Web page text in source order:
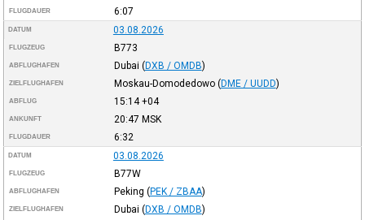
FLUGDAUER 6:07
DATUM 03.08.2026
FLUGZEUG B773
ABFLUGHAFEN Dubai (DXB / OMDB)
ZIELFLUGHAFEN Moskau-Domodedowo (DME / UUDD)
ABFLUG 15:14+04
ANKUNFT 20:47 MSK
FLUGDAUER 6:32
DATUM 03.08.2026
FLUGZEUG B77W
ABFLUGHAFEN Peking (PEK / ZBAA)
ZIELFLUGHAFEN Dubai (DXB / OMDB)